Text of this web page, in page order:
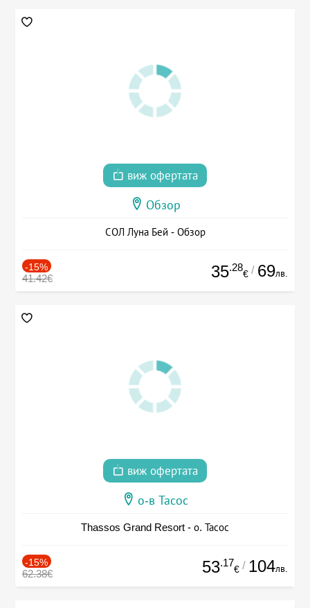
виж офертата
Обзор
СОЛ Луна Бей - Обзор
-15%
41.42€ 35.28
€ / 69лв.
виж офертата
о-в Тасос
Thassos Grand Resort - о. Тасос
-15%
62.38€ 53.17
€ / 104лв.